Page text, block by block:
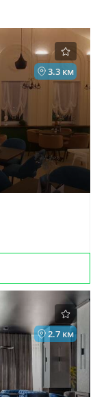
3.3 км
2.7 км